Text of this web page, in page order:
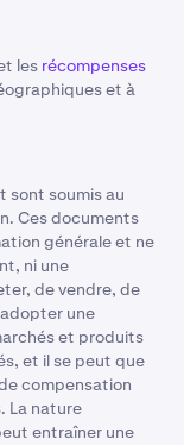
les récompenses
et à
sont soumis au
Ces documents
générale et ne
ni une
de vendre, de
une
et produits
et il se peut que
compensation
La nature
entraîner une